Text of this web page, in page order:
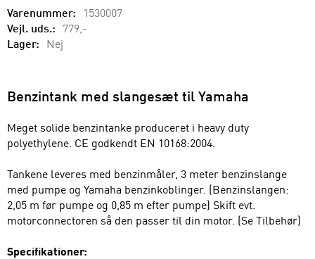
Varenummer:
1530007
Vejl. uds.:
779,-
Lager:
Nej
Benzintank med slangesæt til Yamaha
Meget solide benzintanke produceret i heavy duty
polyethylene. CE godkendt EN 10168:2004.
Tankene leveres med benzinmåler, 3 meter benzinslange
med pumpe og Yamaha benzinkoblinger. (Benzinslangen:
2,05 m før pumpe og 0,85 m efter pumpe) Skift evt.
motorconnectoren så den passer til din motor. (Se Tilbehør)
Specifikationer: